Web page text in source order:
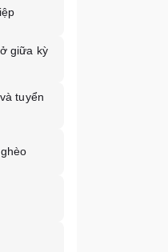
giữa kỳ
tuyển